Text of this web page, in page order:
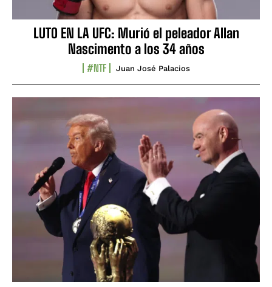
LUTO EN LA UFC: Murió el peleador Allan
Nascimento a los 34 años
#NTF Juan José Palacios